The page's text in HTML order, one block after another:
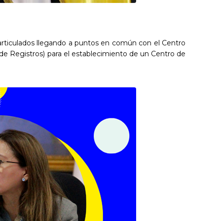
llegando a puntos en común con el Centro
Registros) para el establecimiento de un Centro de